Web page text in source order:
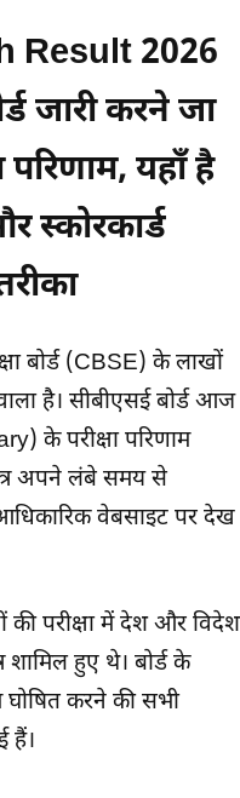
Result 2026
जारी करने जा
परिणाम, यहाँ है
स्कोरकार्ड
बोर्ड (CBSE) के लाखों
है। सीबीएसई बोर्ड आज
के परीक्षा परिणाम
अपने लंबे समय से
आधिकारिक वेबसाइट पर देख
की परीक्षा में देश और विदेश
हुए थे। बोर्ड के
घोषित करने की सभी
हैं।